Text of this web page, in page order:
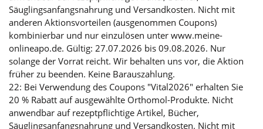
Säuglingsanfangsnahrung und Versandkosten. Nicht mit
anderen Aktionsvorteilen (ausgenommen Coupons)
kombinierbar und nur einzulösen unter www.meine-
onlineapo.de. Gültig: 27.07.2026 bis 09.08.2026. Nur
solange der Vorrat reicht. Wir behalten uns vor, die Aktion
früher zu beenden. Keine Barauszahlung.
22: Bei Verwendung des Coupons "Vital2026" erhalten Sie
20 % Rabatt auf ausgewählte Orthomol-Produkte. Nicht
anwendbar auf rezeptpflichtige Artikel, Bücher,
Säuglingsanfangsnahrung und Versandkosten. Nicht mit